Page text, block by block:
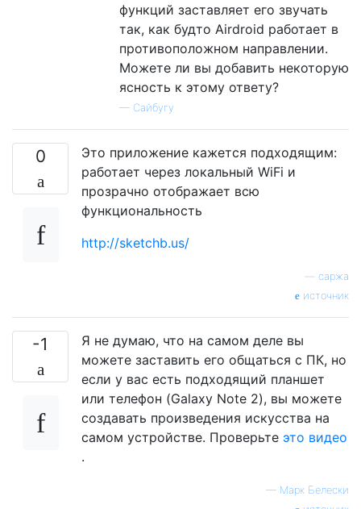
функций заставляет его звучать
так, как будто Airdroid работает в
противоположном направлении.
Можете ли вы добавить некоторую
ясность к этому ответу?
— Сайбугу
0
Это приложение кажется подходящим:
работает через локальный WiFi и
прозрачно отображает всю
функциональность
http://sketchb.us/
саржа
источник
-1
Я не думаю, что на самом деле вы
можете заставить его общаться с ПК, но
если у вас есть подходящий планшет
или телефон (Galaxy Note 2), вы можете
создавать произведения искусства на
самом устройстве. Проверьте это видео
.
— Марк Белески